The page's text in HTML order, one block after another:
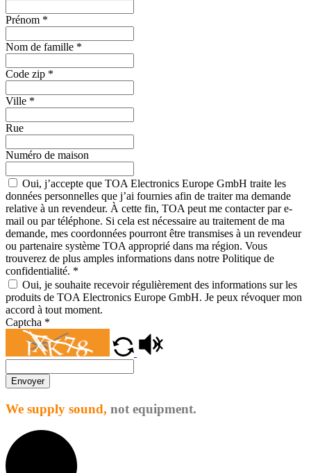
Prénom *
Nom de famille *
Code zip *
Ville *
Rue
Numéro de maison
Oui, j’accepte que TOA Electronics Europe GmbH traite les
données personnelles que j’ai fournies afin de traiter ma demande
relative à un revendeur. À cette fin, TOA peut me contacter par e-
mail ou par téléphone. Si cela est nécessaire au traitement de ma
demande, mes coordonnées pourront être transmises à un revendeur
ou partenaire système TOA approprié dans ma région. Vous
trouverez de plus amples informations dans notre Politique de
confidentialité. *
Oui, je souhaite recevoir régulièrement des informations sur les
produits de TOA Electronics Europe GmbH. Je peux révoquer mon
accord à tout moment.
Captcha *
Envoyer
We supply sound, not equipment.